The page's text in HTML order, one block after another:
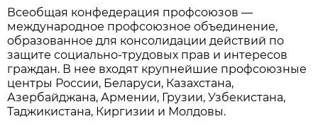
Всеобщая конфедерация профсоюзов —
международное профсоюзное объединение,
образованное для консолидации действий по
защите социально-трудовых прав и интересов
граждан. В нее входят крупнейшие профсоюзные
центры России, Беларуси, Казахстана,
Азербайджана, Армении, Грузии, Узбекистана,
Таджикистана, Киргизии и Молдовы.